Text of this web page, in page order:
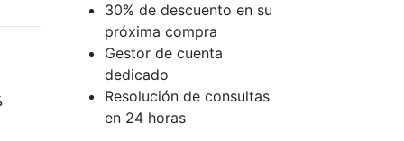
30% de descuento en su
próxima compra
Gestor de cuenta
dedicado
Resolución de consultas
en 24 horas